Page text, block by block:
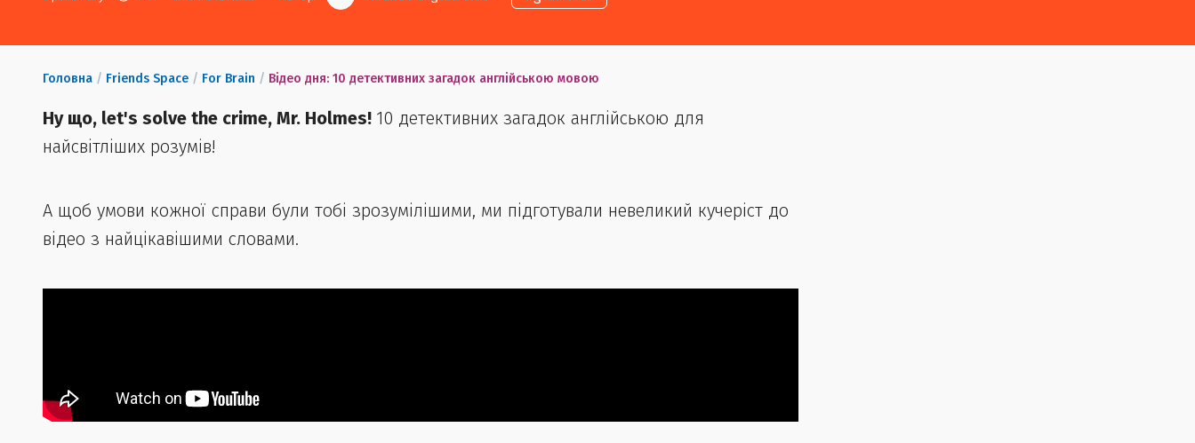
Головна / Friends Space / For Brain / Відео дня: 10 детективних загадок англійською мовою
Ну що, let's solve the crime, Mr. Holmes! 10 детективних загадок англійською для
найсвітліших розумів!
А щоб умови кожної справи були тобі зрозумілішими, ми підготували невеликий кучеріст до
відео з найцікавішими словами.